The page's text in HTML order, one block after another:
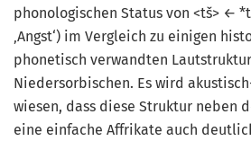
phonologischen Status von <tš> ←
‚Angst‘) im Vergleich zu einigen
phonetisch verwandten
Niedersorbischen. Es wird
wiesen, dass diese Struktur neben
eine einfache Affrikate auch